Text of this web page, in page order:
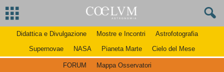
Didattica e Divulgazione Mostre e Incontri
Astrofotografia
Supernovae
NASA Pianeta Marte Cielo del Mese
FORUM
Mappa Osservatori